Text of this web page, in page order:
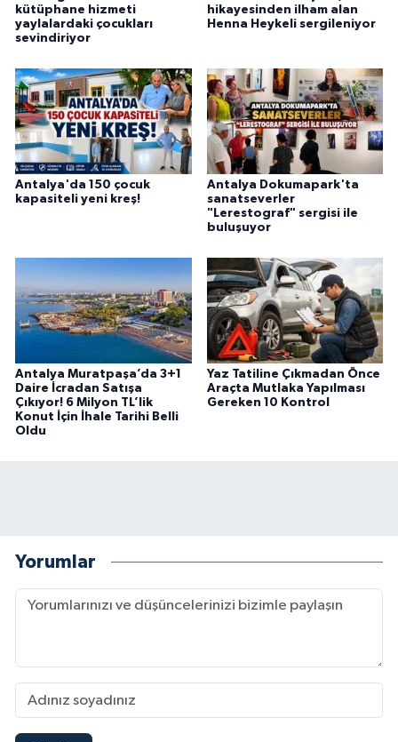
kütüphane hizmeti
yaylalardaki çocukları
sevindiriyor
hikayesinden ilham alan
Henna Heykeli sergileniyor
Antalya'da 150 çocuk
kapasiteli yeni kreş!
Antalya Dokumapark'ta
sanatseverler
"Lerestograf" sergisi ile
buluşuyor
Antalya Muratpaşa’da 3+1
Daire İcradan Satışa
Çıkıyor! 6 Milyon TL’lik
Konut İçin İhale Tarihi Belli
Oldu
Yaz Tatiline Çıkmadan Önce
Araçta Mutlaka Yapılması
Gereken 10 Kontrol
Yorumlar